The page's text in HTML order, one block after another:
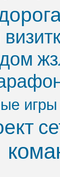
игры